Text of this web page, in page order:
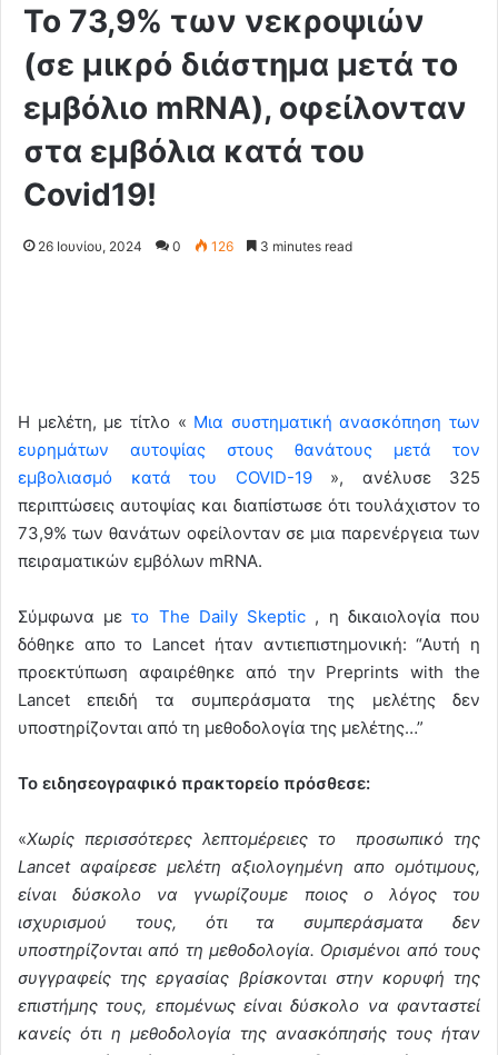
Το 73,9% των νεκροψιών
(σε μικρό διάστημα μετά το
εμβόλιο mRNA), οφείλονταν
στα εμβόλια κατά του
Covid19!
26 Ιουνίου, 2024 0 126 3 minutes read
Η μελέτη, με τίτλο « Μια συστηματική ανασκόπηση των
ευρημάτων αυτοψίας στους θανάτους μετά τον
εμβολιασμό κατά του COVID-19», ανέλυσε 325
περιπτώσεις αυτοψίας και διαπίστωσε ότι τουλάχιστον το
73,9% των θανάτων οφείλονταν σε μια παρενέργεια των
πειραματικών εμβόλων mRNA.
Σύμφωνα μετο The Daily Skeptic , η δικαιολογία που
δόθηκε απο το Lancet ήταν αντιεπιστημονική: “Αυτή η
προεκτύπωση αφαιρέθηκε από την Preprints with the
Lancet επειδή τα συμπεράσματα της μελέτης δεν
υποστηρίζονται από τη μεθοδολογία της μελέτης…”
Το ειδησεογραφικό πρακτορείο πρόσθεσε:
«Χωρίς περισσότερες λεπτομέρειες το προσωπικό της
Lancet αφαίρεσε μελέτη αξιολογημένη απο ομότιμους,
είναι δύσκολο να γνωρίζουμε ποιος ο λόγος του
ισχυρισμού τους, ότι τα συμπεράσματα δεν
υποστηρίζονται από τη μεθοδολογία. Ορισμένοι από τους
συγγραφείς της εργασίας βρίσκονται στην κορυφή της
επιστήμης τους, επομένως είναι δύσκολο να φανταστεί
κανείς ότι η μεθοδολογία της ανασκόπησής τους ήταν